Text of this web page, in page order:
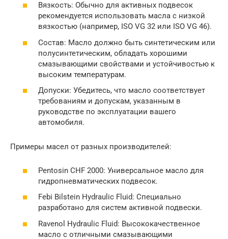
Вязкость: Обычно для активных подвесок
рекомендуется использовать масла с низкой
вязкостью (например, ISO VG 32 или ISO VG 46).
Состав: Масло должно быть синтетическим или
полусинтетическим, обладать хорошими
смазывающими свойствами и устойчивостью к
высоким температурам.
Допуски: Убедитесь, что масло соответствует
требованиям и допускам, указанным в
руководстве по эксплуатации вашего
автомобиля.
Примеры масел от разных производителей:
Pentosin CHF 2000: Универсальное масло для
гидропневматических подвесок.
Febi Bilstein Hydraulic Fluid: Специально
разработано для систем активной подвески.
Ravenol Hydraulic Fluid: Высококачественное
масло с отличными смазывающими